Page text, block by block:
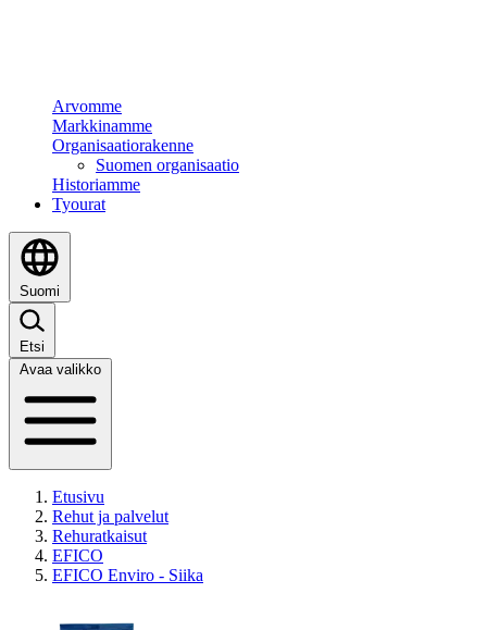
Arvomme
Markkinamme
Organisaatiorakenne
Suomen organisaatio
Historiamme
Tyourat
Suomi
Etsi
Avaa valikko
Etusivu
Rehut ja palvelut
Rehuratkaisut
EFICO
EFICO Enviro - Siika